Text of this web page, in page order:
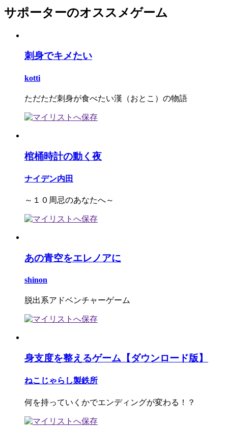
サポーターのオススメゲーム
刺身でキメたい
kotti
ただただ刺身が食べたい漢（おとこ）の物語
棺桶時計の動く夜
ナイデン内田
～１０周忌のあなたへ～
あの青空をエレノアに
shinon
脱出系アドベンチャーゲーム
身支度を整えるゲーム【ダウンロード版】
ねこじゃらし製鉄所
何を持っていくかでエンディングが変わる！？